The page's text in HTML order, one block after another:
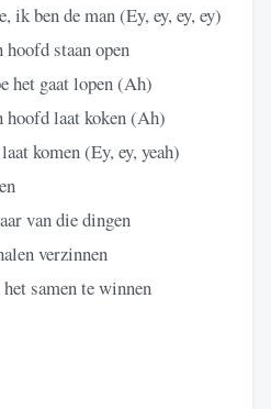
ik ben de man (Ey, ey, ey, ey)
staan open
het gaat lopen (Ah)
hoofd laat koken (Ah)
komen (Ey, ey, yeah)
van die dingen
verzinnen
samen te winnen